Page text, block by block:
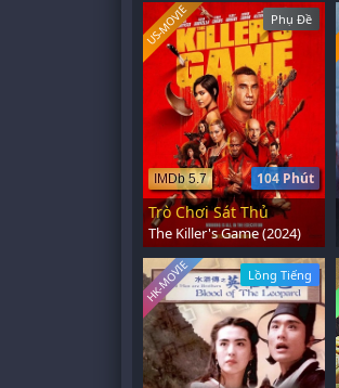
Phụ Đề
104 Phút
IMDb 5.7
US-MOVIE
Trò Chơi Sát Thủ
The Killer's Game (2024)
Lồng Tiếng
HK-MOVIE